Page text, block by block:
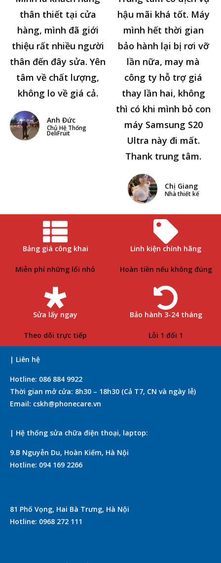
thân thiết tại cửa
hàng, mình đã giới
thiệu rất nhiều người
thân đến đây sửa. Yên
tâm về chất lượng,
không lo về giá cả.
Anh Đức
Chủ Hệ Thống
DeliFruit
hậu mãi khá tốt. Máy
mình hết thời gian
bảo hành lại bị rơi vỡ
lần nữa, may mà
công ty hỗ trợ giá
thay lần hai, không
thì có khi mình bỏ con
máy Samsung S20
Ultra này đi mất.
Thank trung tâm.
Chị Giang
Nhà thiết kế
Bảng giá công khai
Miễn phí những lối nhỏ
Linh kiện chính hãng
Hoàn tiền nếu không đúng
Sửa lấy ngay
Theo dõi trực tiếp
Bảo hành 3-24 tháng
Lỗi 1 đổi 1
| Liên hệ
Hotline: 086 884 9922
Thời gian mở cửa: 8h30 – 18h30 (Cả T7, CN và ngày lễ)
Email: cskh@phonecare.vn
| Hệ thống sửa chữa điện thoại, laptop:
9.B Nguyễn Du, Hoàn Kiếm, Hà Nội
Hotline: 094 169 2266
81 Phố Vọng, Hai Bà Trưng, Hà Nội
Hotline: 0968 272 111